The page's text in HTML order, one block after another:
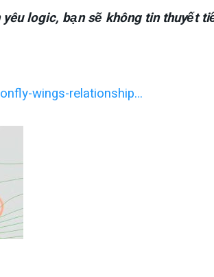
logic, bạn sẽ không tin thuyết
wings-relationship…